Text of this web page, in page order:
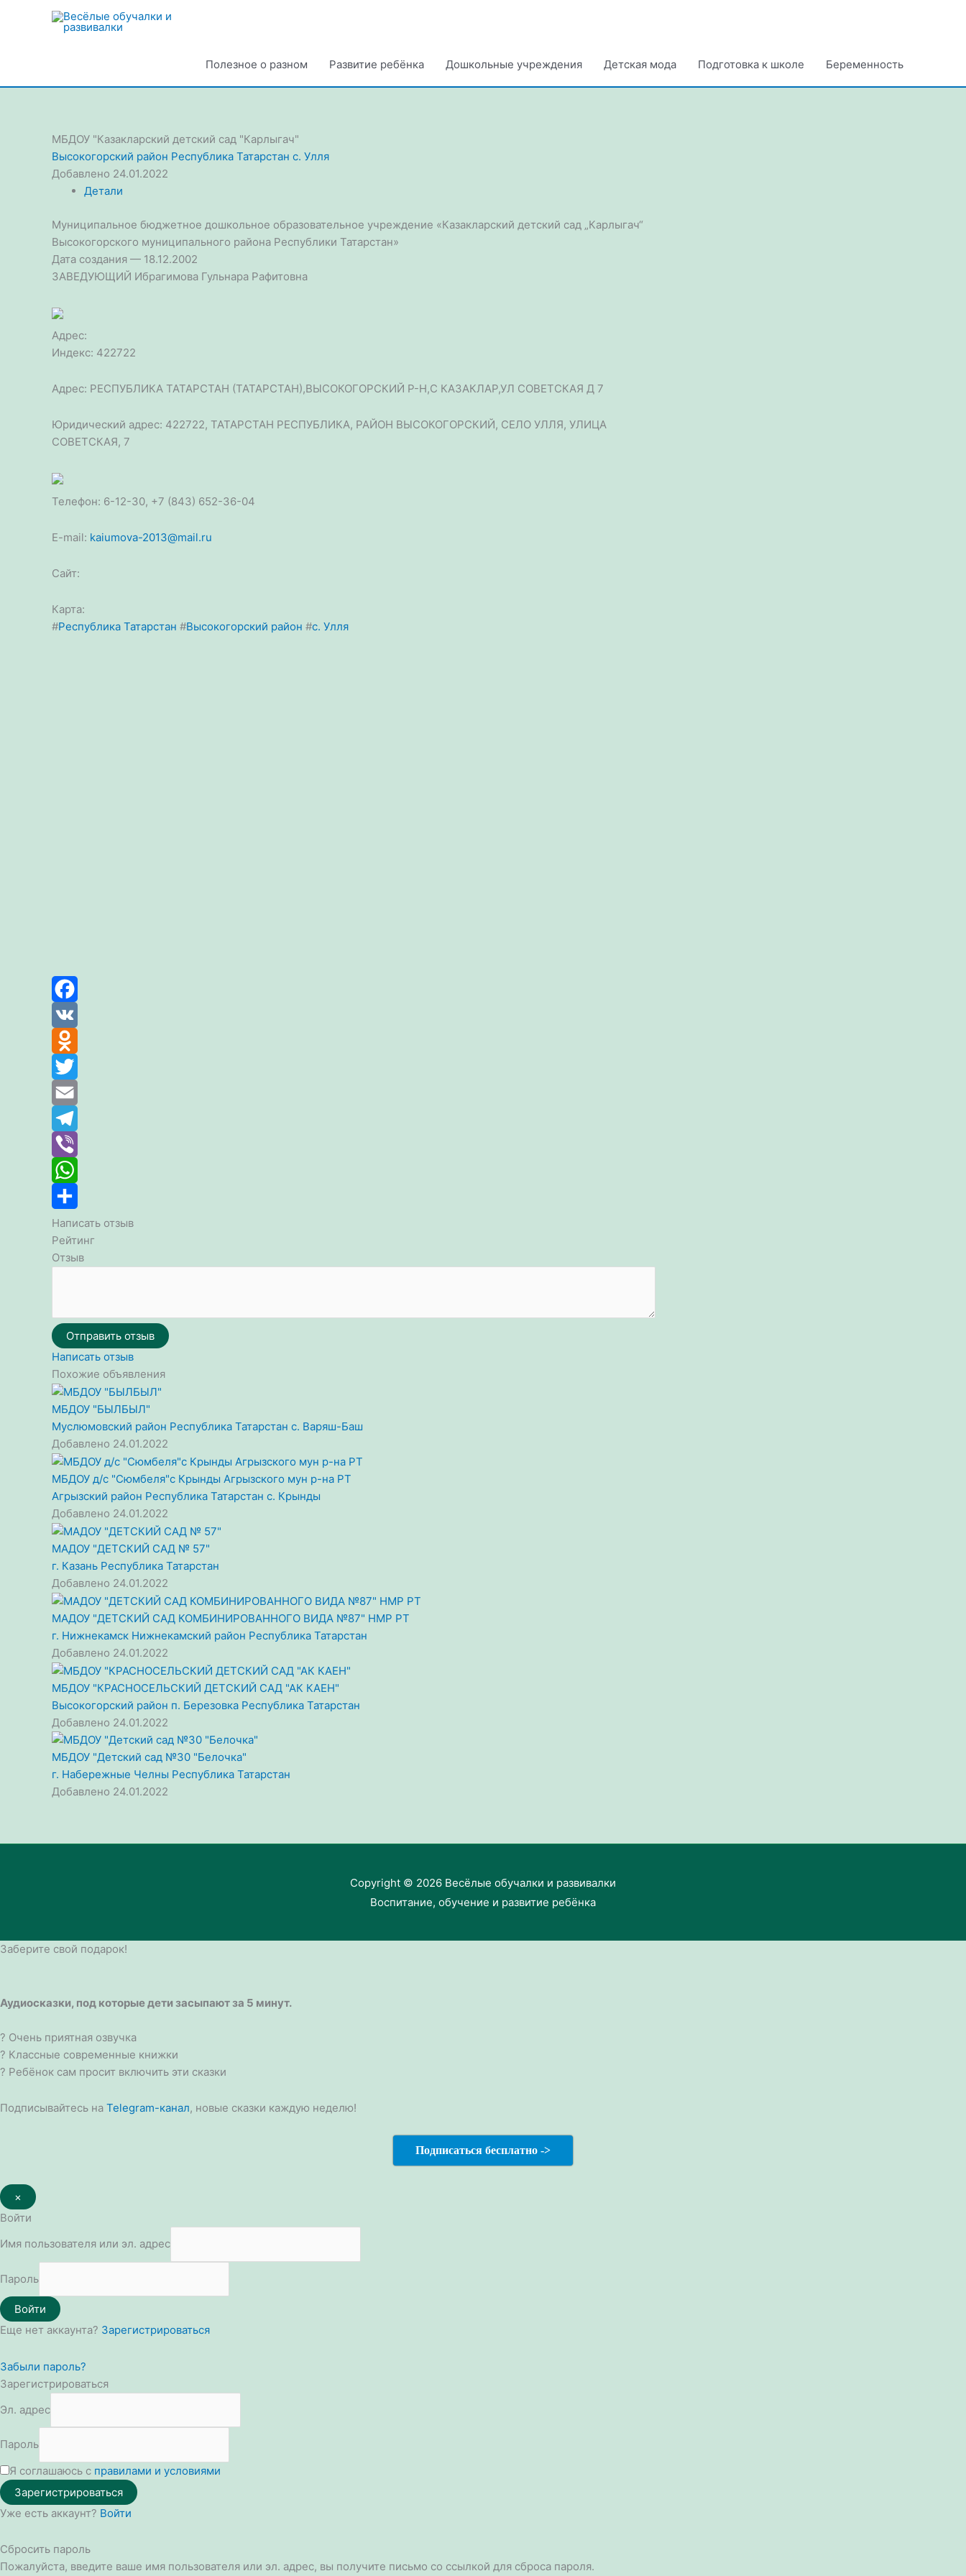
Полезное о разном
Развитие ребёнка Дошкольные учреждения Детская мода Подготовка к школе Беременность
МБДОУ "Казакларский детский сад "Карлыгач"
Высокогорский район Республика Татарстан с. Улля
Добавлено 24.01.2022
Детали
Муниципальное бюджетное дошкольное образовательное учреждение «Казакларский детский сад „Карлыгач“
Высокогорского муниципального района Республики Татарстан»
Дата создания — 18.12.2002
ЗАВЕДУЮЩИЙ Ибрагимова Гульнара Рафитовна
Адрес:
Индекс: 422722
Адрес: РЕСПУБЛИКА ТАТАРСТАН (ТАТАРСТАН),ВЫСОКОГОРСКИЙ Р-Н,С КАЗАКЛАР,УЛ СОВЕТСКАЯ Д 7
Юридический адрес: 422722, ТАТАРСТАН РЕСПУБЛИКА, РАЙОН ВЫСОКОГОРСКИЙ, СЕЛО УЛЛЯ, УЛИЦА
СОВЕТСКАЯ, 7
Телефон: 6-12-30, +7 (843) 652-36-04
E-mail: kaiumova-2013@mail.ru
Сайт:
Карта:
#Республика Татарстан #Высокогорский район #с. Улля
Facebook
VK
Odnoklassniki
Twitter
Email
Telegram
Viber
WhatsApp
Отправить
Написать отзыв
Рейтинг
Отзыв
Отправить отзыв
Написать отзыв
Похожие объявления
МБДОУ "БЫЛБЫЛ"
Муслюмовский район Республика Татарстан с. Варяш-Баш
Добавлено 24.01.2022
МБДОУ д/с "Сюмбеля"с Крынды Агрызского мун р-на РТ
Агрызский район Республика Татарстан с. Крынды
Добавлено 24.01.2022
МАДОУ "ДЕТСКИЙ САД № 57"
г. Казань Республика Татарстан
Добавлено 24.01.2022
МАДОУ "ДЕТСКИЙ САД КОМБИНИРОВАННОГО ВИДА №87" НМР РТ
г. Нижнекамск Нижнекамский район Республика Татарстан
Добавлено 24.01.2022
МБДОУ "КРАСНОСЕЛЬСКИЙ ДЕТСКИЙ САД "АК КАЕН"
Высокогорский район п. Березовка Республика Татарстан
Добавлено 24.01.2022
МБДОУ "Детский сад №30 "Белочка"
г. Набережные Челны Республика Татарстан
Добавлено 24.01.2022
Copyright © 2026 Весёлые обучалки и развивалки
Воспитание, обучение и развитие ребёнка
Заберите свой подарок!
Аудиосказки, под которые дети засыпают за 5 минут.
? Очень приятная озвучка
? Классные современные книжки
? Ребёнок сам просит включить эти сказки
Подписывайтесь на Telegram-канал, новые сказки каждую неделю!
Подписаться бесплатно ->
×
Войти
Имя пользователя или эл. адрес
Пароль
Войти
Еще нет аккаунта? Зарегистрироваться
Забыли пароль?
Зарегистрироваться
Эл. адрес
Пароль
Я соглашаюсь с правилами и условиями
Зарегистрироваться
Уже есть аккаунт? Войти
Сбросить пароль
Пожалуйста, введите ваше имя пользователя или эл. адрес, вы получите письмо со ссылкой для сброса пароля.